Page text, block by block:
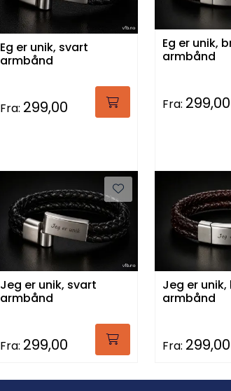
Eg er unik, svart
armbånd
Fra: 299,00
Eg er unik,
armbånd
Fra: 299,00
Jeg er unik, svart
armbånd
Fra: 299,00
Jeg er
armbånd
Fra: 299,00